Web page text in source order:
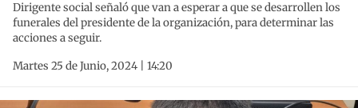
Dirigente social señaló que van a esperar a que se desarrollen los
funerales del presidente de la organización, para determinar las
acciones a seguir.
Martes 25 de Junio, 2024 | 14:20